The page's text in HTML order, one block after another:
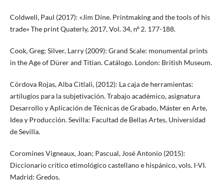
Coldwell, Paul (2017): «Jim Dine. Printmaking and the tools of his
trade» The print Quaterly, 2017, Vol. 34, nº 2. 177-188.
Cook, Greg; Silver, Larry (2009): Grand Scale: monumental prints
in the Age of Dürer and Titian. Catálogo. London: British Museum.
Córdova Rojas, Alba Citlali, (2012): La caja de herramientas:
artilugios para la subjetivación. Trabajo académico, asignatura
Desarrollo y Aplicación de Técnicas de Grabado, Máster en Arte,
Idea y Producción. Sevilla: Facultad de Bellas Artes, Universidad
de Sevilla.
Coromines Vigneaux, Joan; Pascual, José Antonio (2015):
Diccionario crítico etimológico castellano e hispánico, vols. I-VI.
Madrid: Gredos.